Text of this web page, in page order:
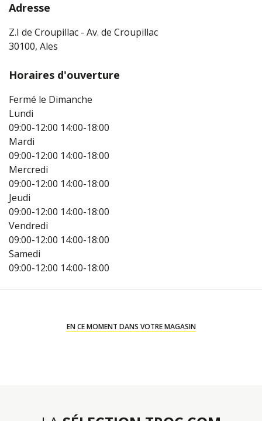
Adresse
Z.I de Croupillac - Av. de Croupillac
30100, Ales
Horaires d'ouverture
Fermé le Dimanche
Lundi
09:00-12:00 14:00-18:00
Mardi
09:00-12:00 14:00-18:00
Mercredi
09:00-12:00 14:00-18:00
Jeudi
09:00-12:00 14:00-18:00
Vendredi
09:00-12:00 14:00-18:00
Samedi
09:00-12:00 14:00-18:00
EN CE MOMENT DANS VOTRE MAGASIN